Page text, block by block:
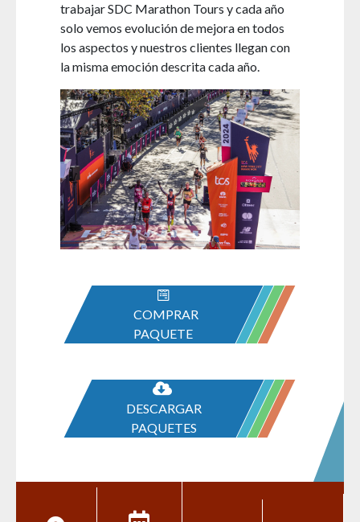
COMPRAR
PAQUETE
DESCARGAR
PAQUETES
trabajar SDC Marathon Tours y cada año
solo vemos evolución de mejora en todos
los aspectos y nuestros clientes llegan con
la misma emoción descrita cada año.